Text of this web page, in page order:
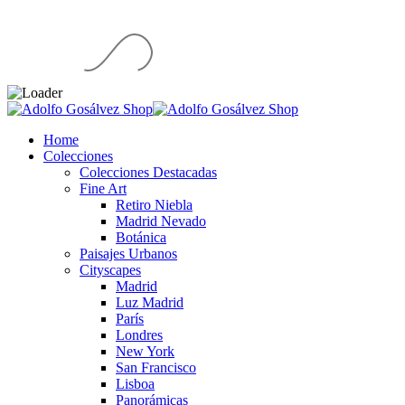
Home
Colecciones
Colecciones Destacadas
Fine Art
Retiro Niebla
Madrid Nevado
Botánica
Paisajes Urbanos
Cityscapes
Madrid
Luz Madrid
París
Londres
New York
San Francisco
Lisboa
Panorámicas